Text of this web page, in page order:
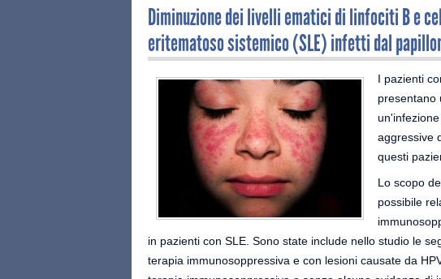
Diminuzione dei livelli ematici di linfociti B e
eritematoso sistemico (SLE) infetti dal
I pazienti
presentano
aggressive
questi
Lo scopo
possibile
in pazienti con SLE. Sono state include nello studio le
terapia immunosoppressiva e con lesioni causate da